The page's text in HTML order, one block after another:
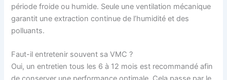
période froide ou humide. Seule une ventilation mécanique
garantit une extraction continue de l’humidité et des
polluants.
Faut-il entretenir souvent sa VMC ?
Oui, un entretien tous les 6 à 12 mois est recommandé afin